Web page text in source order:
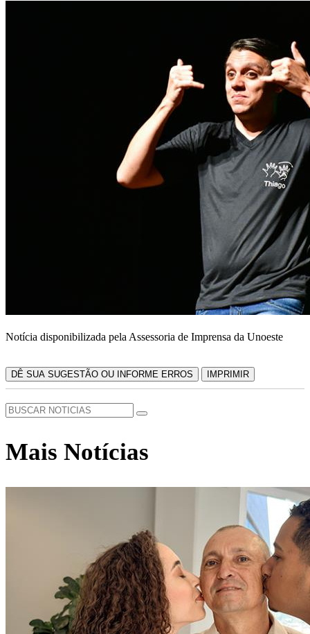
Notícia disponibilizada pela Assessoria de Imprensa da Unoeste
DÊ SUA SUGESTÃO OU INFORME ERROS IMPRIMIR
Mais Notícias